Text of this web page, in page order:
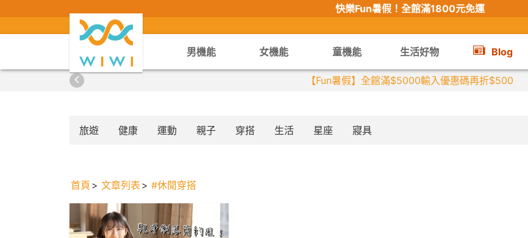
快樂Fun暑假！ 全館滿1800元免運
男機能 女機能 童機能 生活好物 Blog
【Fun暑假】全館滿$5000輸入優惠碼再折$500
旅遊 健康 運動 親子 穿搭 生活 星座 寢具
首頁 文章列表 #休閒穿搭